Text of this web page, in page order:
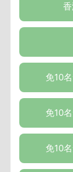
免10
免10
免10